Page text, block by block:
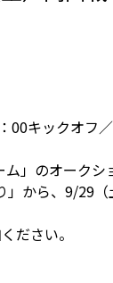
キックオフ
」のオークシ
から、9/29
ださい。